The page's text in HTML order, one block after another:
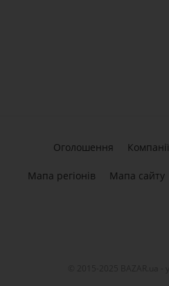
Оголошення Компанії
Мапа регіонів Мапа сайту